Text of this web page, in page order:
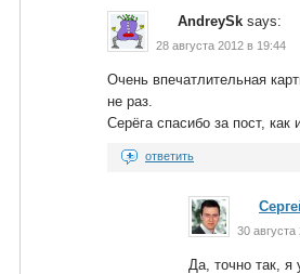
AndreySk says:
28 августа 2012 в 19:44
Очень впечатлительная
не раз.
Серёга спасибо за пост,
ответить
30
Да, точно так, я